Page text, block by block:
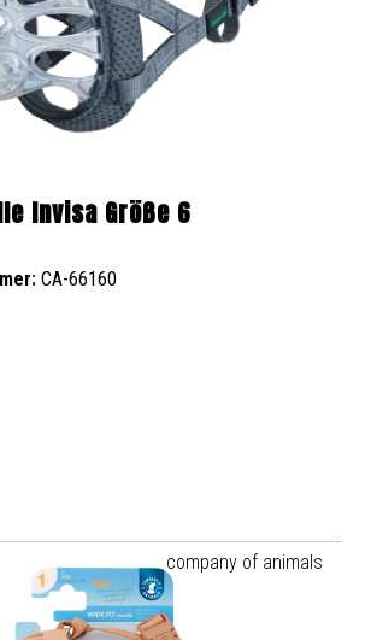
Invisa Größe 6
CA-66160
company of animals